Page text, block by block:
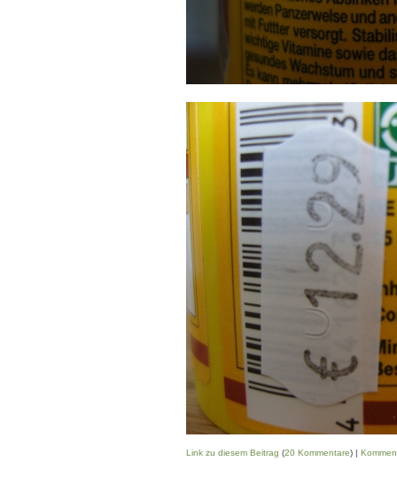
Link zu diesem Beitrag (20 Kommentare) |